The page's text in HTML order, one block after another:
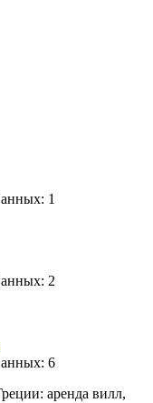
1
2
6
аренда вилл,